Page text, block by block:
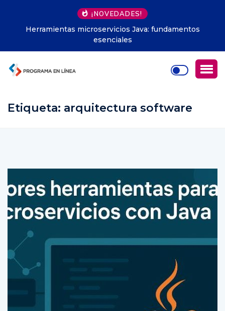
¡NOVEDADES!
Herramientas microservicios Java: fundamentos
esenciales
Etiqueta: arquitectura software